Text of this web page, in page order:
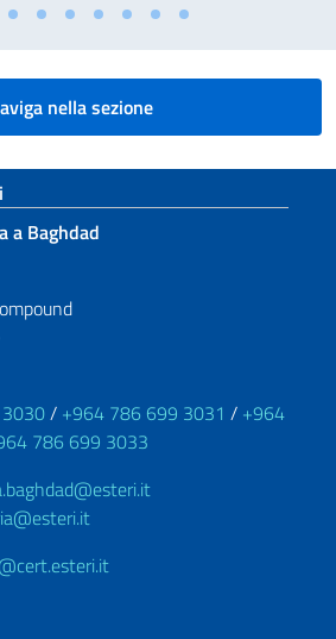
nella sezione
a Baghdad
/ +964 786 699 3031 / +964
786 699 3033